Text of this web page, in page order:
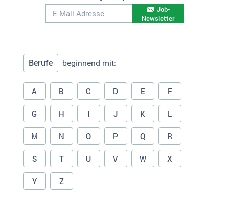
Job-
Newsletter
Berufe beginnend mit:
A B C D E F
G H I J K L
M N O P Q R
S T U V W X
Y Z